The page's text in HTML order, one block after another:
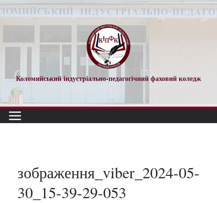
Перейти
до
Коломийський індустріально-педагогічний фаховий коледж
зображення_viber_2024-05-
30_15-39-29-053